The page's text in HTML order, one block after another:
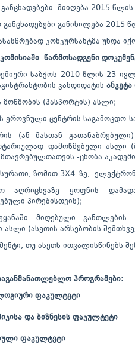
მიიღება 2015
განცხადებები განიხილება 2015
კონკურსანტმა უნდა
კომისიაში წარმოსადგენი
საბჭოს 2010 წლის 23
კანდიდატის ანკეტა
მოწმობის (პასპორტის) ასლი;
ეროვნული ცენტრის საგამოცდო-
(ან მასთან
დამოწმებული ასლი
-ცნობა
ზომით 3X4–ზე,
აღრიცხვაზე ყოფნის
პირებისთვის);
მიღებული განთლების
(ასეთის არსებობის
თუ ასეთს ითვალისწინებს
პროგრამები:
ფაკულტეტი
და ბიზნესის ფაკულტეტი
ფაკულტეტი